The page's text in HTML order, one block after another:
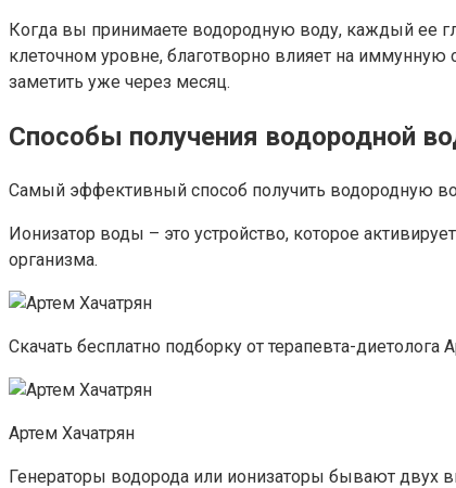
Когда вы принимаете водородную воду, каждый ее
клеточном уровне, благотворно влияет на
заметить уже через месяц.
Способы получения водородной
Самый эффективный способ получить водородную
Ионизатор воды – это устройство, которое
организма.
Скачать бесплатно подборку от терапевта-диетолога
Артем Хачатрян
Генераторы водорода или ионизаторы бывают двух